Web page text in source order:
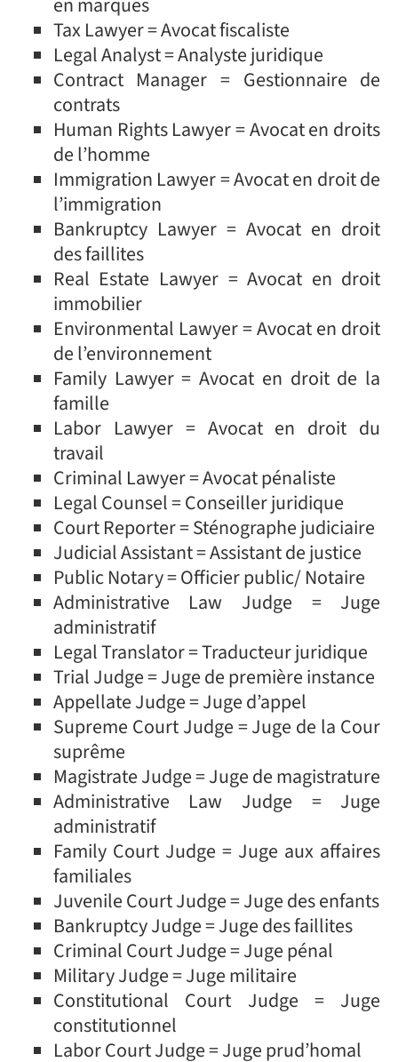
en marques
Tax Lawyer = Avocat fiscaliste
Legal Analyst = Analyste juridique
Contract Manager = Gestionnaire de
contrats
Human Rights Lawyer = Avocat en droits
de l’homme
Immigration Lawyer = Avocat en droit de
l’immigration
Bankruptcy Lawyer = Avocat en droit
des faillites
Real Estate Lawyer = Avocat en droit
immobilier
Environmental Lawyer = Avocat en droit
de l’environnement
Family Lawyer = Avocat en droit de la
famille
Labor Lawyer = Avocat en droit du
travail
Criminal Lawyer = Avocat pénaliste
Legal Counsel = Conseiller juridique
Court Reporter = Sténographe judiciaire
Judicial Assistant = Assistant de justice
Public Notary = Officier public/ Notaire
Administrative Law Judge = Juge
administratif
Legal Translator = Traducteur juridique
Trial Judge = Juge de première instance
Appellate Judge = Juge d’appel
Supreme Court Judge = Juge de la Cour
suprême
Magistrate Judge = Juge de magistrature
Administrative Law Judge = Juge
administratif
Family Court Judge = Juge aux affaires
familiales
Juvenile Court Judge = Juge des enfants
Bankruptcy Judge = Juge des faillites
Criminal Court Judge = Juge pénal
Military Judge = Juge militaire
Constitutional Court Judge = Juge
constitutionnel
Labor Court Judge = Juge prud’homal